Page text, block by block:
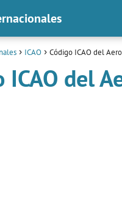
ICAO Código ICAO del
ICAO del